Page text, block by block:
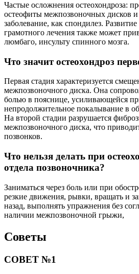
Частые осложнения остеохондроза:
остеофиты межпозвоночных дисков и
заболевание, как спондилез.
грамотного лечения также может
люмбаго, инсульту спинного мозга.
Что значит остеохондроз
Первая стадия характеризуется
межпозвоночного диска. Она
болью в пояснице, усиливающейся
непродолжительное покалывание в
На второй стадии разрушается
межпозвоночного диска, что
позвонков.
Что нельзя делать при
отдела позвоночника?
Заниматься через боль или при
резкие движения, рывки, вращать и
назад, выполнять упражнения без
наличии межпозвоночной грыжи,
Советы
СОВЕТ №1